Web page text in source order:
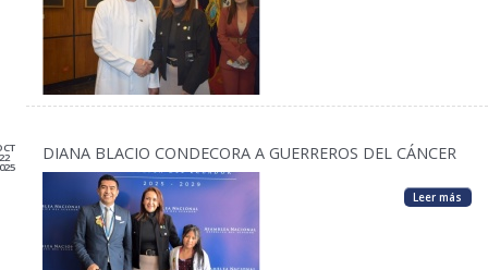
22 DIANA BLACIO CONDECORA A GUERREROS DEL CÁNCER
Leer más